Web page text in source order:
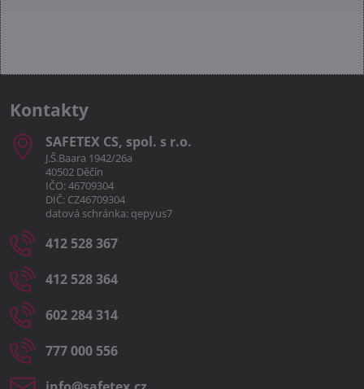
Kontakty
SAFETEX CS, spol​. s r​.o​.
J.Š.Baara 1942/26a
40502 Děčín
IČO: 46709304
DIČ: CZ46709304
datová schránka: qepyus7
412 528 367
412 528 364
602 284 314
777 000 556